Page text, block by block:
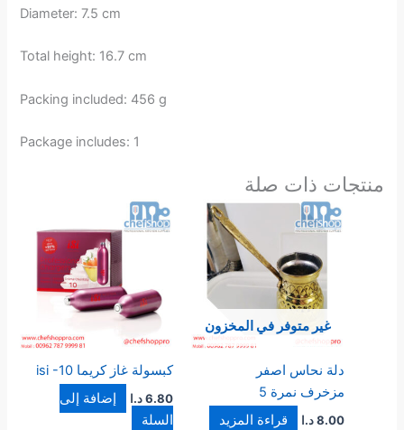
Diameter: 7.5 cm
Total height: 16.7 cm
Packing included: 456 g
Package includes: 1
منتجات ذات صلة
غير متوفر في المخزون
دلة نحاس اصفر
مزخرف نمرة 5
8.00 د.ا قراءة المزيد
كبسولة غاز كريما isi -10
6.80د.ا
إضافة إلى
السلة